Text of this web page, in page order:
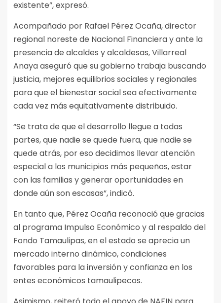
existente”, expresó.
Acompañado por Rafael Pérez Ocaña, director
regional noreste de Nacional Financiera y ante la
presencia de alcaldes y alcaldesas, Villarreal
Anaya aseguró que su gobierno trabaja buscando
justicia, mejores equilibrios sociales y regionales
para que el bienestar social sea efectivamente
cada vez más equitativamente distribuido.
“Se trata de que el desarrollo llegue a todas
partes, que nadie se quede fuera, que nadie se
quede atrás, por eso decidimos llevar atención
especial a los municipios más pequeños, estar
con las familias y generar oportunidades en
donde aún son escasas”, indicó.
En tanto que, Pérez Ocaña reconoció que gracias
al programa Impulso Económico y al respaldo del
Fondo Tamaulipas, en el estado se aprecia un
mercado interno dinámico, condiciones
favorables para la inversión y confianza en los
entes económicos tamaulipecos.